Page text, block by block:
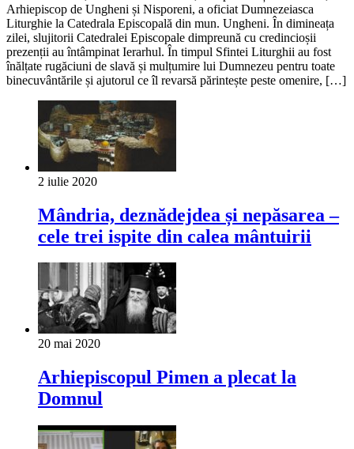
Arhiepiscop de Ungheni și Nisporeni, a oficiat Dumnezeiasca
Liturghie la Catedrala Episcopală din mun. Ungheni. În dimineața
zilei, slujitorii Catedralei Episcopale dimpreună cu credincioșii
prezenții au întâmpinat Ierarhul. În timpul Sfintei Liturghii au fost
înălțate rugăciuni de slavă și mulțumire lui Dumnezeu pentru toate
binecuvântările și ajutorul ce îl revarsă părintește peste omenire, […]
2 iulie 2020
Mândria, deznădejdea și nepăsarea –
cele trei ispite din calea mântuirii
20 mai 2020
Arhiepiscopul Pimen a plecat la
Domnul